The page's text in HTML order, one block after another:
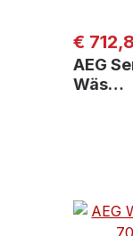
€
AEG
Wäs…